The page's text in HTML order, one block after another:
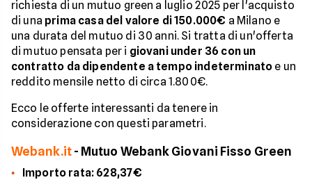
richiesta di un mutuo green a luglio 2025 per l'acquisto
di una prima casa del valore di 150.000€ a Milano e
una durata del mutuo di 30 anni. Si tratta di un'offerta
di mutuo pensata per i giovani under 36 con un
contratto da dipendente a tempo indeterminato e un
reddito mensile netto di circa 1.800€.
Ecco le offerte interessanti da tenere in
considerazione con questi parametri.
Webank.it- Mutuo Webank Giovani Fisso Green
Importo rata: 628,37€